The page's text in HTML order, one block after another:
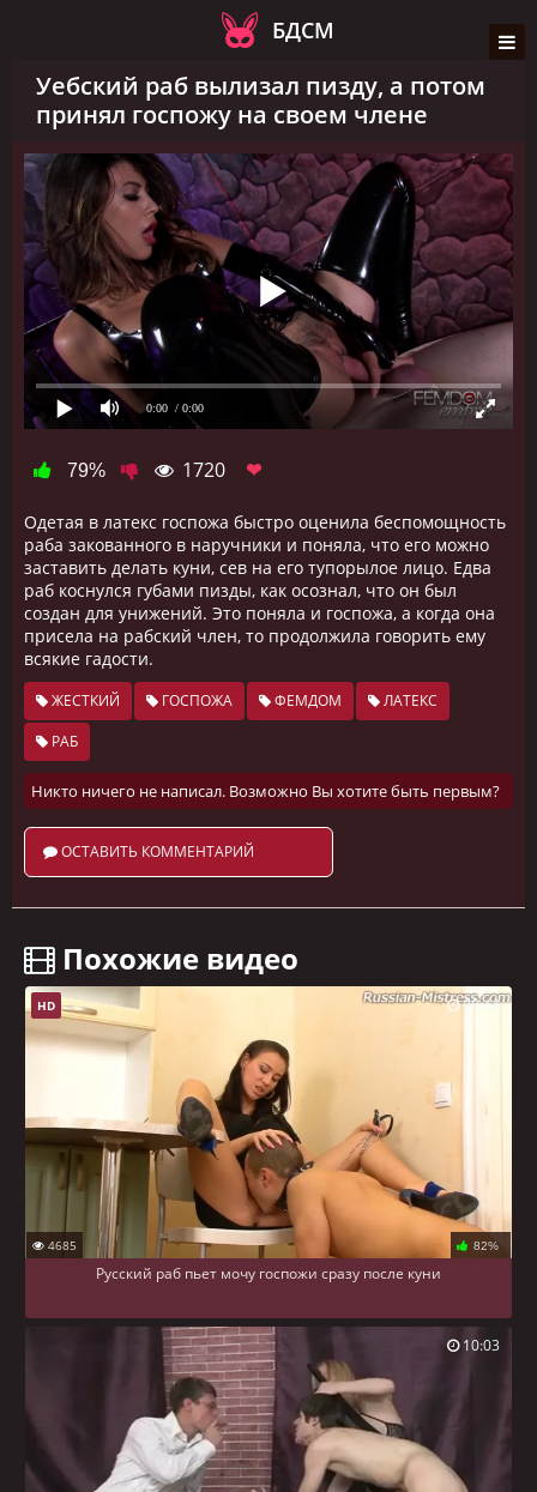
БДСМ
Уебский раб вылизал пизду, а потом
принял госпожу на своем члене
0:00 / 0:00
79% 1720 ❤
Одетая в латекс госпожа быстро оценила беспомощность
раба закованного в наручники и поняла, что его можно
заставить делать куни, сев на его тупорылое лицо. Едва
раб коснулся губами пизды, как осознал, что он был
создан для унижений. Это поняла и госпожа, а когда она
присела на рабский член, то продолжила говорить ему
всякие гадости.
ЖЕСТКИЙ ГОСПОЖА ФЕМДОМ
ЛАТЕКС
РАБ
Никто ничего не написал. Возможно Вы хотите быть первым?
ОСТАВИТЬ КОММЕНТАРИЙ
️ Похожие видео
4685 82%
Русский раб пьет мочу госпожи сразу после куни
HD 08:44
10:03